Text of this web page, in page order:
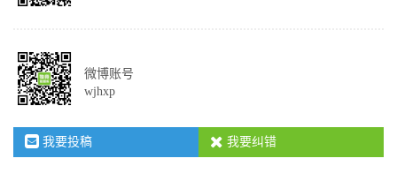
微博账号
wjhxp
我要投稿 我要纠错